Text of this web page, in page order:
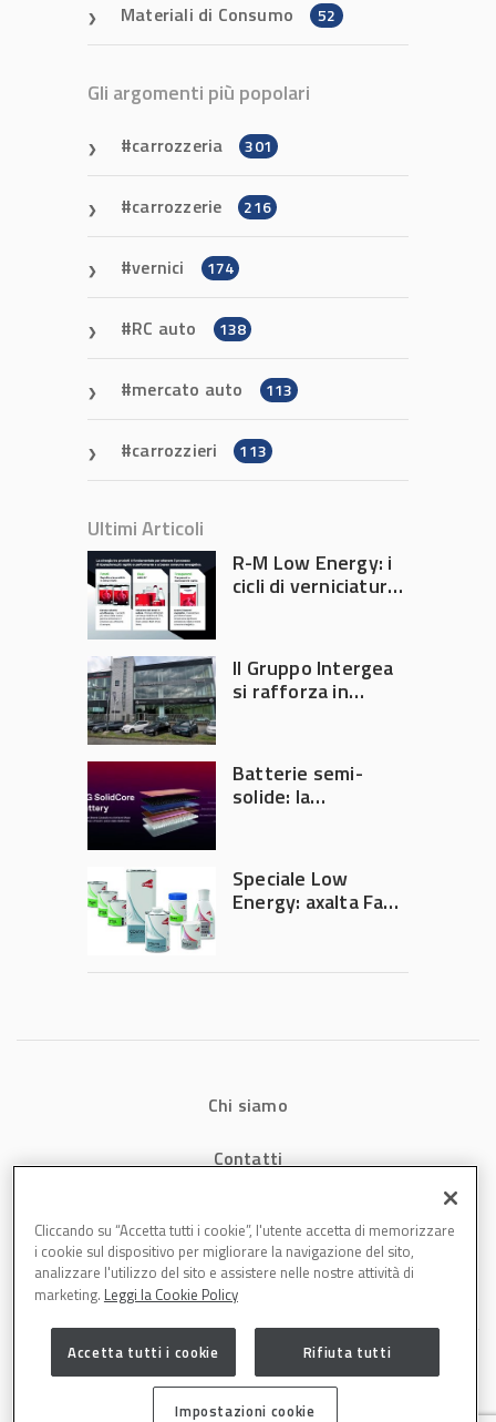
Materiali di Consumo 52
Gli argomenti più popolari
carrozzeria 301
carrozzerie 216
vernici 174
RC auto 138
mercato auto 113
carrozzieri 113
Ultimi Articoli
R-M Low Energy: i
cicli di verniciatura
tempi e costi in
carrozzeria
Il Gruppo Intergea
si rafforza in
Batterie semi-
solide: la
accelerare la
rivoluzione
dell’auto elettrica
Speciale Low
Energy: axalta Fast
riduce consumi
produttività in
Chi siamo
Contatti
Cookies
Cliccando su “Accetta tutti i cookie”, l'utente accetta di memorizzare
i cookie sul dispositivo per migliorare la navigazione del sito,
analizzare l'utilizzo del sito e assistere nelle nostre attività di
marketing. Leggi la Cookie Policy
Accetta tutti i cookie Rifiuta tutti
Impostazioni cookie